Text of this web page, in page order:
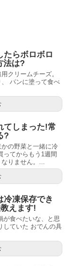
たらボロボロ
法は?
クリームチーズ。
パンに塗って食べ
てしまった!常
?
の野菜と一緒に冷
ってからもう1週間
りません。...
冷凍保存でき
えます!
が食べたいな、と思
していた おでんの具